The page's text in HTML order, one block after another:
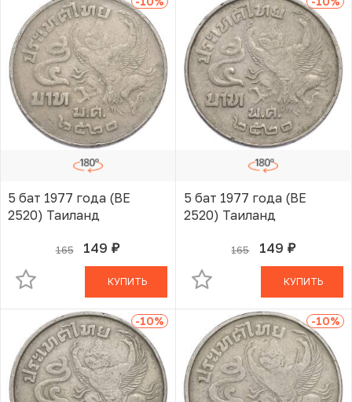
5 бат 1977 года (BE
2520) Таиланд
165 149 руб.
В КОРЗИНЕ
КУПИТЬ
5 бат 1977 года (BE
2520) Таиланд
165 149 руб.
В КОРЗИНЕ
КУПИТЬ
-10% -10%